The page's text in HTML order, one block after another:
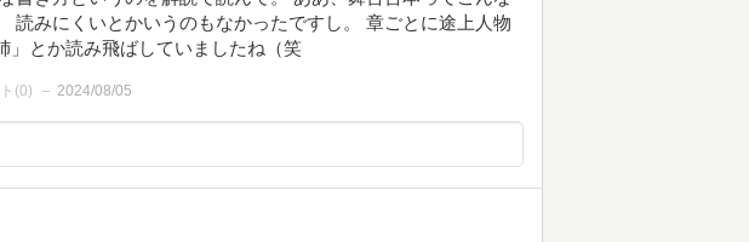
読みにくいとかいうのもなかったですし。 章ごとに途上人物
」とか読み飛ばしていましたね（笑
(0) 2024/08/05